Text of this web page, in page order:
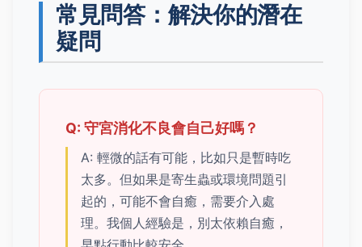
常見問答：解決你的潛在
疑問
Q: 守宮消化不良會自己好嗎？
A: 輕微的話有可能，比如只是暫時吃
太多。但如果是寄生蟲或環境問題引
起的，可能不會自癒，需要介入處
理。我個人經驗是，別太依賴自癒，